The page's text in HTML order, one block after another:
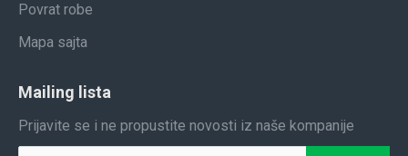
Povrat robe
Mapa sajta
Mailing lista
Prijavite se i ne propustite novosti iz naše kompanije